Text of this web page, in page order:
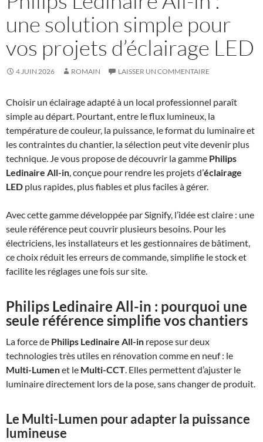
une solution simple pour
vos projets d’éclairage LED
4 JUIN 2026 ROMAIN LAISSER UN COMMENTAIRE
Choisir un éclairage adapté à un local professionnel paraît
simple au départ. Pourtant, entre le flux lumineux, la
température de couleur, la puissance, le format du luminaire et
les contraintes du chantier, la sélection peut vite devenir plus
technique. Je vous propose de découvrir la gamme Philips
Ledinaire All-in, conçue pour rendre les projets d’éclairage
LED plus rapides, plus fiables et plus faciles à gérer.
Avec cette gamme développée par Signify, l’idée est claire : une
seule référence peut couvrir plusieurs besoins. Pour les
électriciens, les installateurs et les gestionnaires de bâtiment,
ce choix réduit les erreurs de commande, simplifie le stock et
facilite les réglages une fois sur site.
Philips Ledinaire All-in : pourquoi une
seule référence simplifie vos chantiers
La force de Philips Ledinaire All-in repose sur deux
technologies très utiles en rénovation comme en neuf : le
Multi-Lumenet le Multi-CCT. Elles permettent d’ajuster le
luminaire directement lors de la pose, sans changer de produit.
Le Multi-Lumen pour adapter la puissance
lumineuse